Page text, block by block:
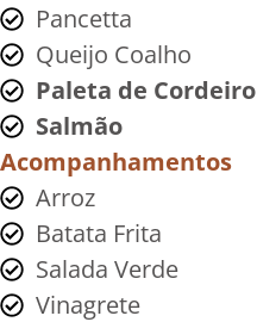
Pancetta
Queijo Coalho
Paleta de Cordeiro
Salmão
Acompanhamentos
Arroz
Batata Frita
Salada Verde
Vinagrete